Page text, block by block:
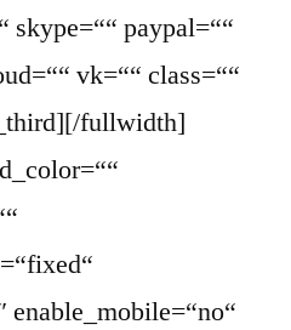
skype=““ paypal=““
vk=““ class=““
fullwidth]
enable_mobile=“no“